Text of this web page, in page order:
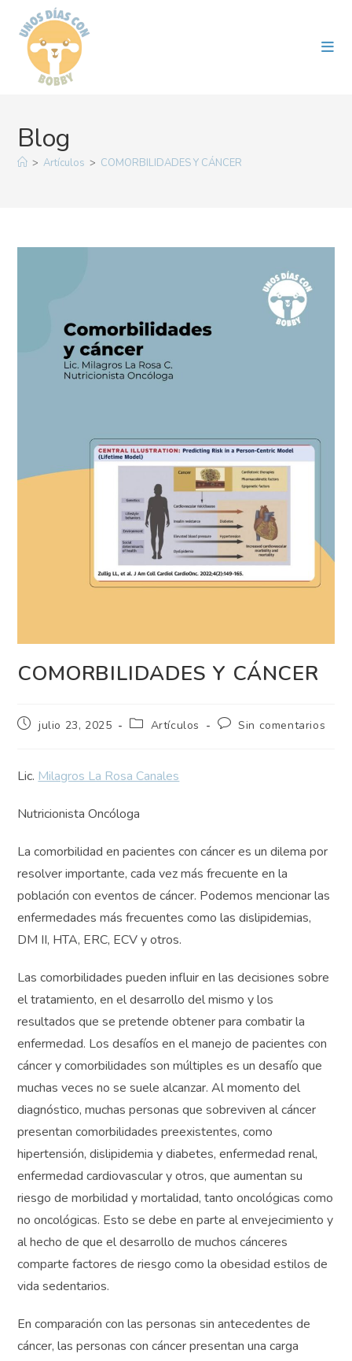
contenido
Blog
> Artículos > COMORBILIDADES Y CÁNCER
COMORBILIDADES Y CÁNCER
Publicación
entrada:
julio 23, 2025
Categoría
entrada:
Artículos
Comentarios
Sin comentarios
Lic. Milagros La Rosa Canales
Nutricionista Oncóloga
La comorbilidad en pacientes con cáncer es un dilema por
resolver importante, cada vez más frecuente en la
población con eventos de cáncer. Podemos mencionar las
enfermedades más frecuentes como las dislipidemias,
DM II, HTA, ERC, ECV y otros.
Las comorbilidades pueden influir en las decisiones sobre
el tratamiento, en el desarrollo del mismo y los
resultados que se pretende obtener para combatir la
enfermedad. Los desafíos en el manejo de pacientes con
cáncer y comorbilidades son múltiples es un desafío que
muchas veces no se suele alcanzar. Al momento del
diagnóstico, muchas personas que sobreviven al cáncer
presentan comorbilidades preexistentes, como
hipertensión, dislipidemia y diabetes, enfermedad renal,
enfermedad cardiovascular y otros, que aumentan su
riesgo de morbilidad y mortalidad, tanto oncológicas como
no oncológicas. Esto se debe en parte al envejecimiento y
al hecho de que el desarrollo de muchos cánceres
comparte factores de riesgo como la obesidad estilos de
vida sedentarios.
En comparación con las personas sin antecedentes de
cáncer, las personas con cáncer presentan una carga